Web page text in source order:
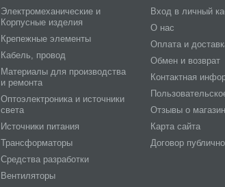
Электромеханические и
Корпусные изделия
Крепежные элементы
Кабель, провод
Материалы для производства
и ремонта
Оптоэлектроника и источники
света
Источники питания
Трансформаторы
Средства разработки
Вентиляторы
Вход в личный
О нас
Оплата и
Обмен и возврат
Контактная
Отзывы о
Карта сайта
Договор